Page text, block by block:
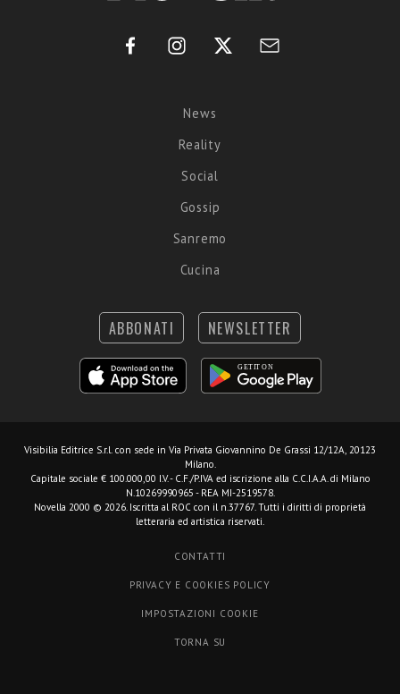
News
Reality
Social
Gossip
Sanremo
Cucina
ABBONATI NEWSLETTER
Visibilia Editrice S.r.l. con sede in Via Privata Giovannino De Grassi 12/12A, 20123
Milano.
Capitale sociale € 100.000,00 I.V. - C.F./P.IVA ed iscrizione alla C.C.I.A.A. di Milano
N.10269990965 - REA MI-2519578.
Novella 2000 © 2026. Iscritta al ROC con il n.37767. Tutti i diritti di proprietà
letteraria ed artistica riservati.
CONTATTI
PRIVACY E COOKIES POLICY
IMPOSTAZIONI COOKIE
TORNA SU